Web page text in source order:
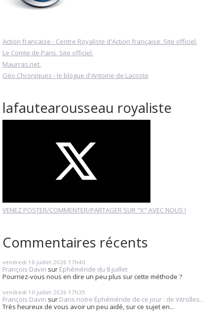
Action française - Centre Royaliste d'Action française. Site officiel.
Le Comte de Paris. Site officiel.
Maurras.net.
Géo Chroniques - le blogue d'Antoine de Lacoste
lafautearousseau royaliste
VENEZ POSTER/COMMENTER/PARTAGER SUR "X" AVEC NOUS !
Commentaires récents
vendredi 10 juillet 2026 17h40
François Davin sur Éphéméride du 8 juillet
Pourriez-vous nous en dire un peu plus sur cette méthode ?
vendredi 10 juillet 2026 17h35
François Davin sur Dans notre Éphéméride de ce jour : de Vitrolles...
Très heureux de vous avoir un peu aidé, sur ce sujet en...